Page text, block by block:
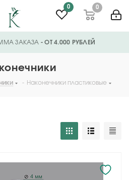
0 0
ЗАКАЗА - ОТ 4.000 РУБЛЕЙ
- Наконечники пластиковые